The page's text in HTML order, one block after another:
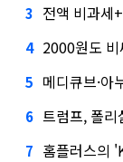
3 전액 비과세
4 2000원도 비
5 메디큐브·아
6 트럼프, 폴리
7 홈플러스의